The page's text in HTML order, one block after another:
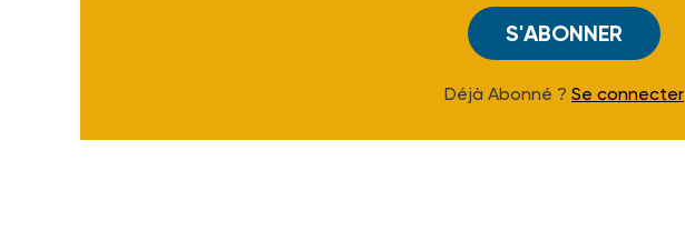
S'ABONNER
Déjà Abonné ? Se connecter